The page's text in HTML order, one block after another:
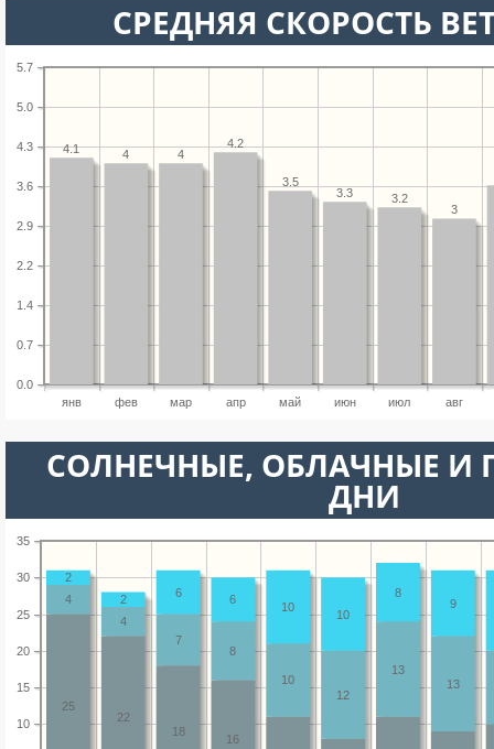
СРЕДНЯЯ СКОРОСТЬ
янв фев мар апр май июн июл авг
0.0
0.7
1.4
2.2
2.9
3.6
4.3
5.0
5.7
3
3.2
3.3
3.5
4.2
4
4
4.1
CОЛНЕЧНЫЕ, ОБЛАЧНЫЕ И
ДНИ
10
15
20
25
30
35
16
18
22
25
13
13
12
10
8
7
4
4 9
8
10
10
6
6
2
2